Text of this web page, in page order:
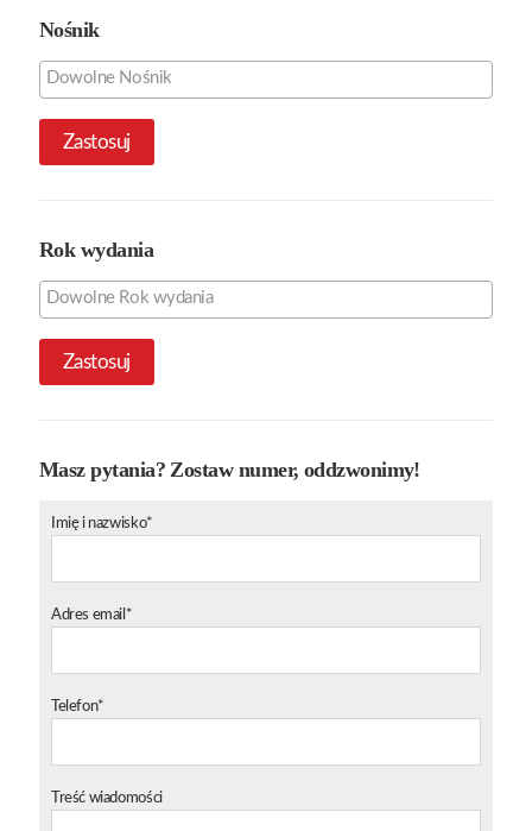
Nośnik
Zastosuj
Rok wydania
Zastosuj
Masz pytania? Zostaw numer, oddzwonimy!
Imię i nazwisko*
Adres email*
Telefon*
Treść wiadomości